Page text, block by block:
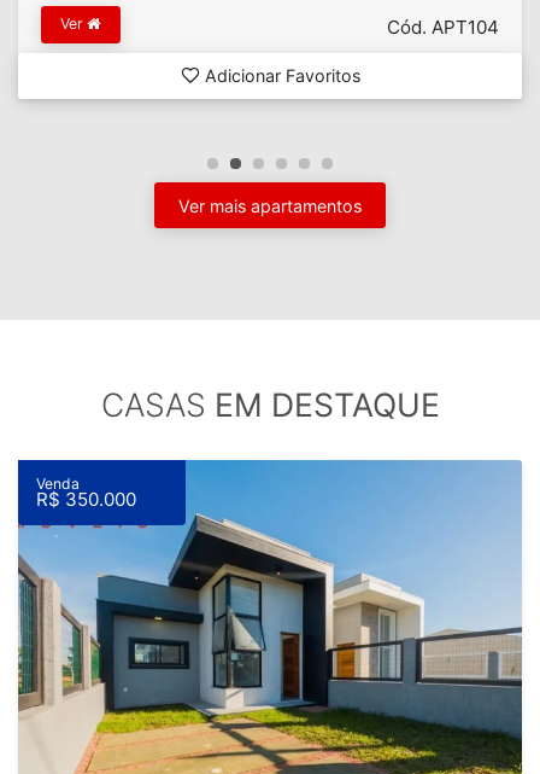
Ver Cód. APT104
Adicionar Favoritos
Ver mais apartamentos
CASAS EM DESTAQUE
Venda
R$ 350.000